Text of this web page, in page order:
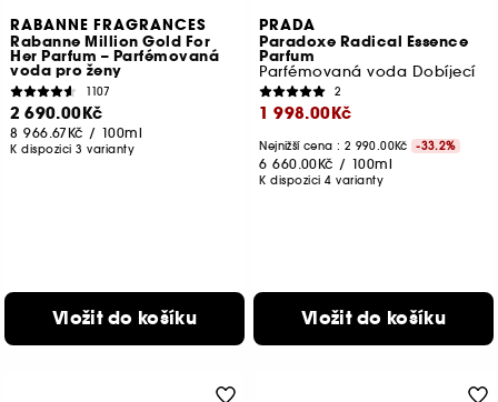
RABANNE FRAGRANCES
Rabanne Million Gold For
Her Parfum – Parfémovaná
voda pro ženy
1107
2 690.00Kč
8 966.67Kč / 100ml
K dispozici 3 varianty
Vložit do košíku
PRADA
Paradoxe Radical Essence
Parfum
Parfémovaná voda Dobíjecí
2
1 998.00Kč
Nejnižší cena : 2 990.00Kč -33.2%
6 660.00Kč / 100ml
K dispozici 4 varianty
Vložit do košíku